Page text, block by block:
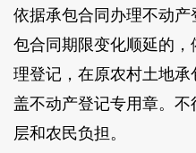
依据承包合同办理不动
包合同期限变化顺延的
理登记，在原农村土地
盖不动产登记专用章。
层和农民负担。